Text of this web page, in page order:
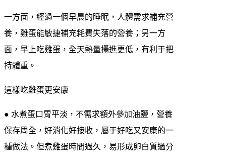
一方面，經過一個早晨的睡眠，人體需求補充營
養，雞蛋能敏捷補充耗費失落的營養；另一方
面，早上吃雞蛋，全天熱量攝進更低，有利于把
持體重。
這樣吃雞蛋更安康
● 水煮蛋口胃平淡，不需求額外參加油鹽，營養
保存周全，好消化好接收，屬于好吃又安康的一
種做法。但煮雞蛋時間過久，易形成卵白質過分